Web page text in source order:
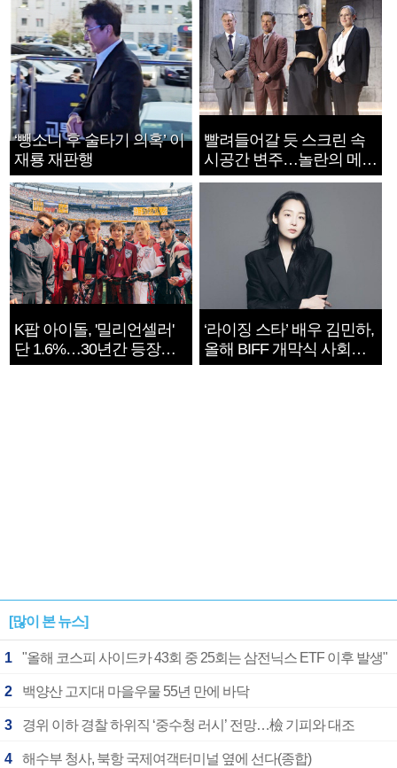
‘뺑소니 후 술타기 의혹’ 이
재룡 재판행
빨려들어갈 듯 스크린 속
시공간 변주…놀란의 메시
지는 ‘전쟁 속죄’
K팝 아이돌, '밀리언셀러'
단 1.6%…30년간 등장
1182개팀 전수조사
‘라이징 스타’ 배우 김민하,
올해 BIFF 개막식 사회자
확정
[많이 본 뉴스]
1 "올해 코스피 사이드카 43회 중 25회는 삼전닉스 ETF 이후 발생"
2 백양산 고지대 마을우물 55년 만에 바닥
3 경위 이하 경찰 하위직 ‘중수청 러시’ 전망…檢 기피와 대조
4 해수부 청사, 북항 국제여객터미널 옆에 선다(종합)